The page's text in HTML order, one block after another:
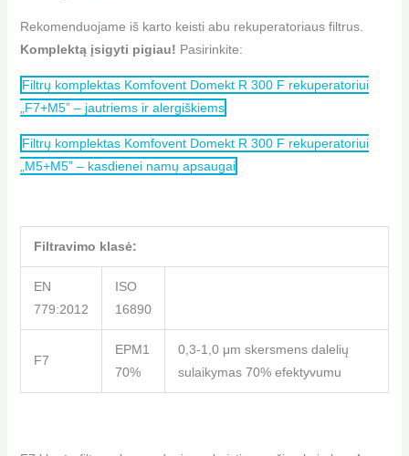
Rekomenduojame iš karto keisti abu rekuperatoriaus filtrus.
Komplektą įsigyti pigiau! Pasirinkite:
Filtrų komplektas Komfovent Domekt R 300 F rekuperatoriui
„F7+M5” – jautriems ir alergiškiems
Filtrų komplektas Komfovent Domekt R 300 F rekuperatoriui
„M5+M5” – kasdienei namų apsaugai
Filtravimo klasė:
EN
779:2012
ISO
16890
F7
EPM1
70%
0,3-1,0 μm skersmens dalelių
sulaikymas 70% efektyvumu